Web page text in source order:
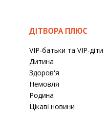
ДІТВОРА ПЛЮС
VIP-батьки та VIP-діти
Дитина
Здоров'я
Немовля
Родина
Цікаві новини